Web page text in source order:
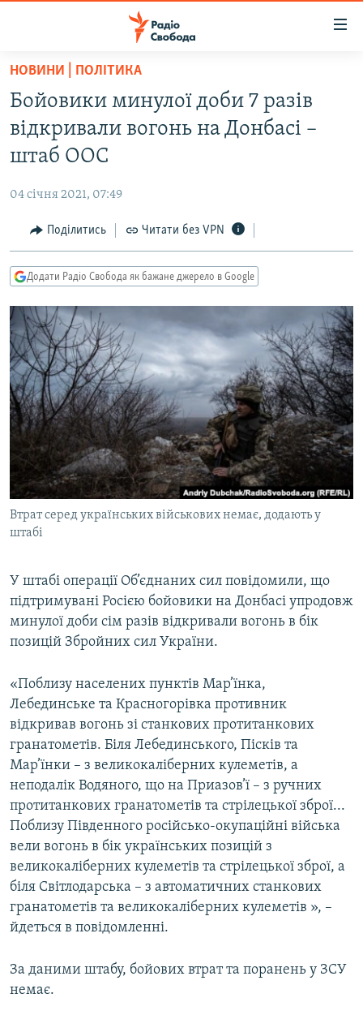
Перейти
основного
матеріалу
Перейти
до
основної
Перейти
до
пошуку
СТАТТІ
СУСПІЛЬСТВО
УКРАЇНА
СВІТ
РОСІЙСЬКА «ФІЛЬТРАЦІЯ»
ДОНБАС.РЕАЛІЇ
ТИ ЯК?
СХЕМИ
КИТАЙ.ВИКЛИКИ
МУЛЬТИМЕДІА
ФОТО
СПЕЦПРОЄКТИ
ПОДКАСТИ
КРИМ РЕАЛІЇ
РУС
КТАТ
ДОЛУЧАЙСЯ!
Усі сайти RFE/RL
НОВИНИ | ПОЛІТИКА
Бойовики минулої доби 7 разів
відкривали вогонь на Донбасі –
штаб ООС
04 січня 2021, 07:49
Поділитись Читати без VPN
Додати Радіо Свобода як бажане джерело в Google
Втрат серед українських військових немає, додають у
штабі
У штабі операції Об’єднаних сил повідомили, що
підтримувані Росією бойовики на Донбасі упродовж
минулої доби сім разів відкривали вогонь в бік
позицій Збройних сил України.
«Поблизу населених пунктів Мар’їнка,
Лебединське та Красногорівка противник
відкривав вогонь зі станкових протитанкових
гранатометів. Біля Лебединського, Пісків та
Мар’їнки – з великокаліберних кулеметів, а
неподалік Водяного, що на Приазов’ї – з ручних
протитанкових гранатометів та стрілецької зброї...
Поблизу Південного російсько-окупаційні війська
вели вогонь в бік українських позицій з
великокаліберних кулеметів та стрілецької зброї, а
біля Світлодарська – з автоматичних станкових
гранатометів та великокаліберних кулеметів », –
йдеться в повідомленні.
За даними штабу, бойових втрат та поранень у ЗСУ
немає.